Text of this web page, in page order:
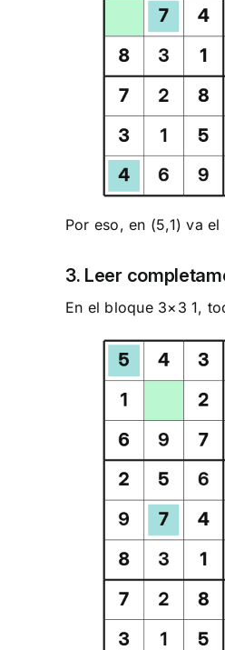
Por eso, en (5,1) va
3. Leer
En el bloque 3×3 1,